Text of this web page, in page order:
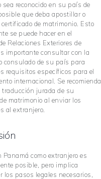
sea reconocido en su país de
que deba apostillar o
de matrimonio. Esto
se puede hacer en el
Relaciones Exteriores de
importante consultar con la
consulado de su país para
requisitos específicos para el
internacional. Se recomienda
jurada de su
matrimonio al enviar los
al extranjero.
Panamá como extranjero es
posible, pero implica
los pasos legales necesarios,